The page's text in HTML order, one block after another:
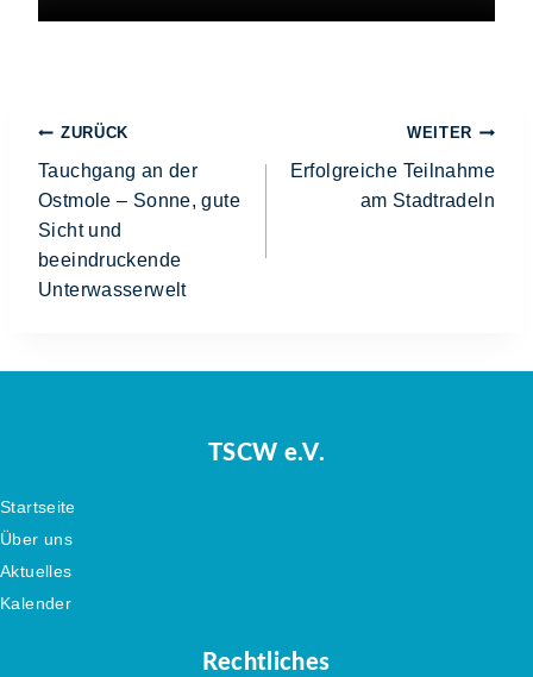
ZURÜCK
Tauchgang an der
Ostmole – Sonne, gute
Sicht und
beeindruckende
Unterwasserwelt
WEITER
Erfolgreiche Teilnahme
am Stadtradeln
TSCW e.V.
Startseite
Über uns
Aktuelles
Kalender
Rechtliches